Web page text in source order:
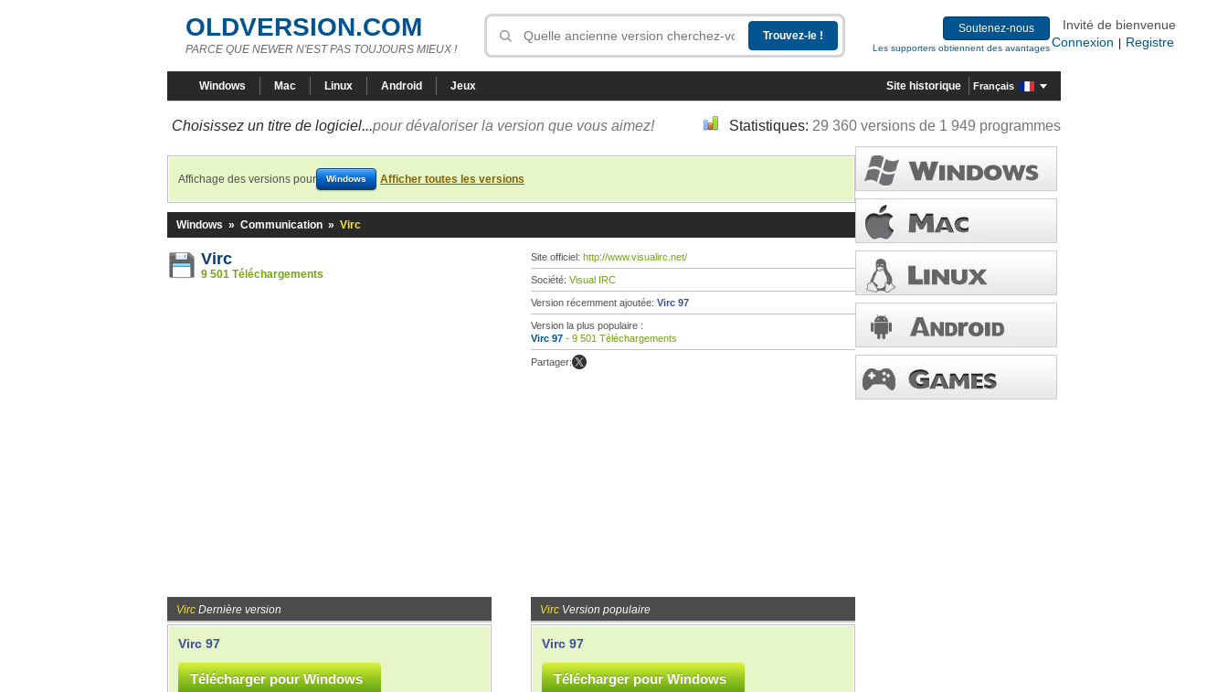
OLDVERSION.COM
PARCE QUE NEWER N'EST PAS TOUJOURS MIEUX !
Soutenez-nous
Les supporters obtiennent des avantages
Invité de bienvenue
Connexion
Registre
Windows Mac Linux Android Jeux Site historique Français
Choisissez un titre de logiciel...pour dévaloriser la version que vous aimez! Statistiques: 29 360 versions de 1 949 programmes
Affichage des versions pour Windows Afficher toutes les versions
Windows » Communication » Virc
Virc
9 501 Téléchargements
Site officiel: http://www.visualirc.net/
Société: Visual IRC
Version récemment ajoutée: Virc 97
Version la plus populaire :
Virc 97 - 9 501 Téléchargements
Partager:
Virc Dernière version
Virc 97
Virc Version populaire
Virc 97